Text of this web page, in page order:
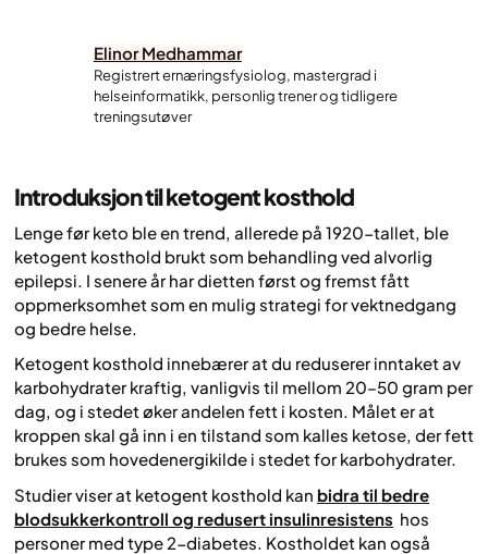
Elinor Medhammar
Registrert ernæringsfysiolog, mastergrad i
helseinformatikk, personlig trener og tidligere
treningsutøver
Introduksjon til ketogent kosthold
Lenge før keto ble en trend, allerede på 1920-tallet, ble
ketogent kosthold brukt som behandling ved alvorlig
epilepsi. I senere år har dietten først og fremst fått
oppmerksomhet som en mulig strategi for vektnedgang
og bedre helse.
Ketogent kosthold innebærer at du reduserer inntaket av
karbohydrater kraftig, vanligvis til mellom 20–50 gram per
dag, og i stedet øker andelen fett i kosten. Målet er at
kroppen skal gå inn i en tilstand som kalles ketose, der fett
brukes som hovedenergikilde i stedet for karbohydrater.
Studier viser at ketogent kosthold kan bidra til bedre
blodsukkerkontroll og redusert insulinresistens hos
personer med type 2-diabetes. Kostholdet kan også